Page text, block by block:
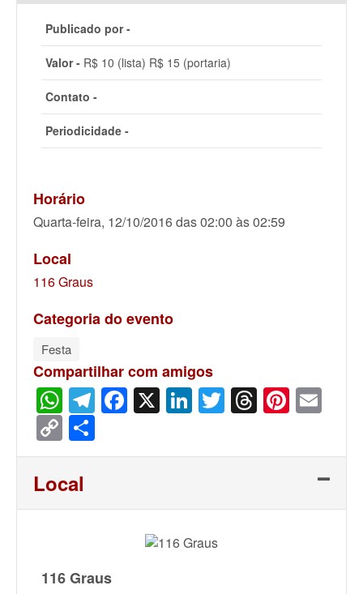
Publicado por -
Valor - R$ 10 (lista) R$ 15 (portaria)
Contato -
Periodicidade -
Horário
Quarta-feira, 12/10/2016 das 02:00 às 02:59
Local
116 Graus
Categoria do evento
Festa
Compartilhar com amigos
WhatsApp
Telegram
Facebook
X LinkedIn
Twitter
Threads
Copy
Link
Local
116 Graus